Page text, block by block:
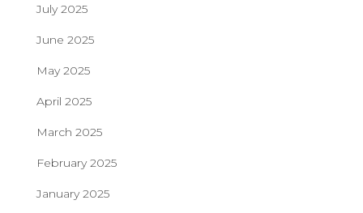
July 2025
June 2025
May 2025
April 2025
March 2025
February 2025
January 2025